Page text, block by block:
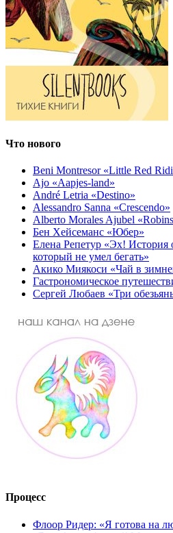
Что нового
Beni Montresor «Little Red
Ajo «Aapjes-land»
André Letria «Destino»
Alessandro Sanna «Crescendo»
Alberto Morales Ajubel
Бен Хейсеманс «Юбер»
Елена Репетур «Эх! История
который не умел бегать»
Акико Миякоси «Чай в
Гастрономическое
Сергей Любаев «Три
Процесс
Флоор Ридер: «Я готова на